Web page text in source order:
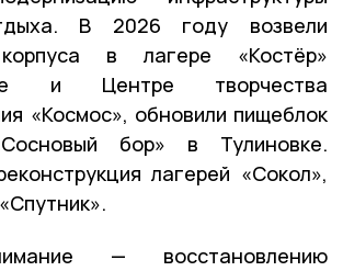
В 2026 году возвели
в лагере «Костёр»
и Центре творчества
«Космос», обновили пищеблок
бор» в Тулиновке.
лагерей «Сокол»,
— восстановлению